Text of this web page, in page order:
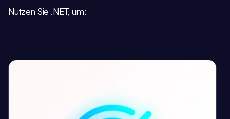
Nutzen Sie .NET, um: